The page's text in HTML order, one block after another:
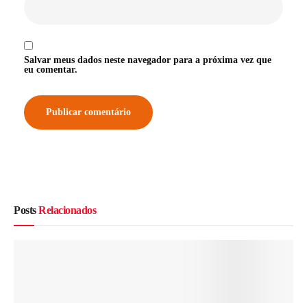
Salvar meus dados neste navegador para a próxima vez que
eu comentar.
PostsRelacionados